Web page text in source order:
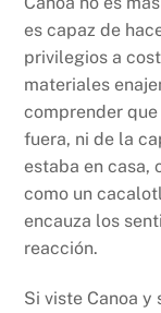
es capaz de
privilegios a
materiales
comprender
fuera, ni de la
estaba en casa,
como un
encauza los
reacción.
Si viste Canoa